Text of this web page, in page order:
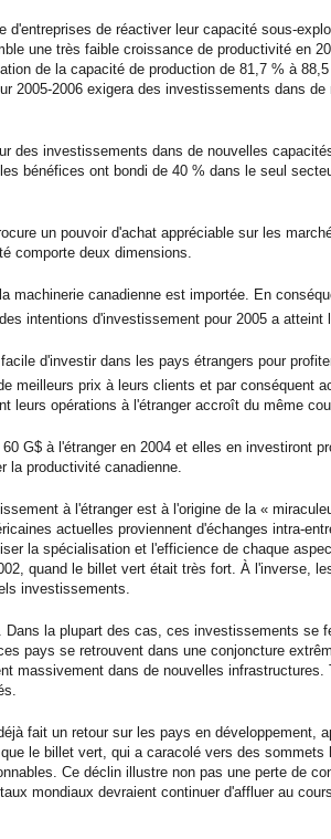
d'entreprises de réactiver leur capacité
une très faible croissance de productivité en
de la capacité de production de 81,7 % à
2005-2006 exigera des investissements dans
des investissements dans de nouvelles
bénéfices ont bondi de 40 % dans le seul
un pouvoir d'achat appréciable sur les
comporte deux dimensions.
machinerie canadienne est importée. En
intentions d'investissement pour 2005 a atteint
d'investir dans les pays étrangers pour
meilleurs prix à leurs clients et par conséquent
leurs opérations à l'étranger accroît du même
G$ à l'étranger en 2004 et elles en investiront
la productivité canadienne.
à l'étranger est à l'origine de la «
actuelles proviennent d'échanges intra-
la spécialisation et l'efficience de chaque
quand le billet vert était très fort. À l'inverse,
investissements.
la plupart des cas, ces investissements se
pays se retrouvent dans une conjoncture
massivement dans de nouvelles
fait un retour sur les pays en développement,
le billet vert, qui a caracolé vers des
Ce déclin illustre non pas une perte de
mondiaux devraient continuer d'affluer au